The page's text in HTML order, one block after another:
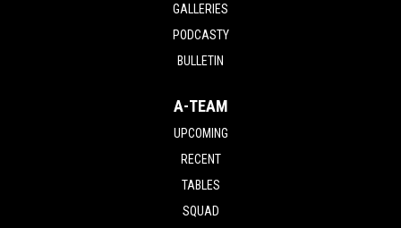
GALLERIES
PODCASTY
BULLETIN
A-TEAM
UPCOMING
RECENT
TABLES
SQUAD